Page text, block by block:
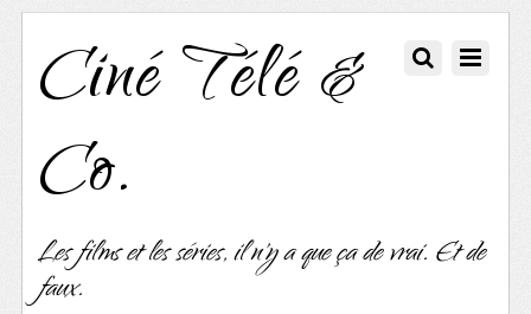
Ciné Télé &
Co.
Les films et les séries, il n'y a que ça de vrai. Et de
faux.